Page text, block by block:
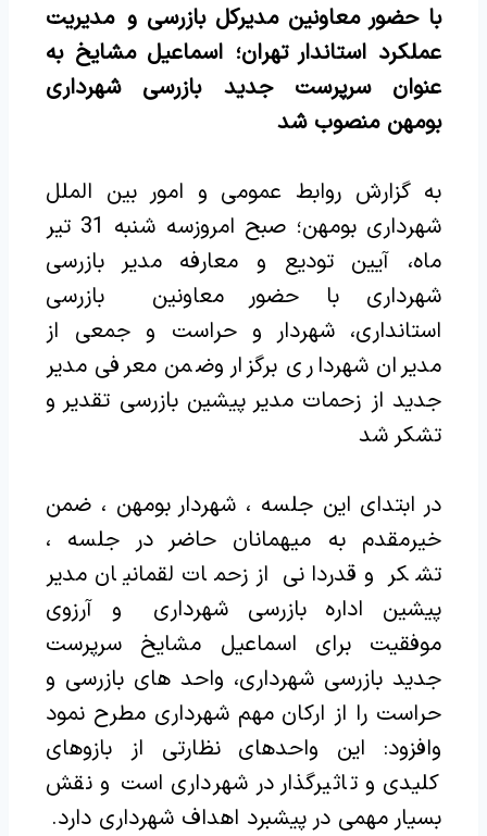
با حضور معاونین مدیرکل بازرسی و مدیریت
عملکرد استاندار تهران؛ اسماعیل مشایخ به
عنوان سرپرست جدید بازرسی شهرداری
بومهن منصوب شد
به گزارش روابط عمومی و امور بین الملل
شهرداری بومهن؛ صبح امروزسه شنبه 31 تیر
ماه، آیین تودیع و معارفه مدیر بازرسی
شهرداری با حضور معاونین بازرسی
استانداری، شهردار و حراست و جمعی از
مدیران شهرداری برگزار وضمن معرفی مدیر
جدید از زحمات مدیر پیشین بازرسی تقدیر و
تشکر شد
در ابتدای این جلسه ، شهردار بومهن ، ضمن
خیرمقدم به میهمانان حاضر در جلسه ،
تشکر و قدردانی از زحمات لقمانیان مدیر
پیشین اداره بازرسی شهرداری و آرزوی
موفقیت برای اسماعیل مشایخ سرپرست
جدید بازرسی شهرداری، واحد های بازرسی و
حراست را از ارکان مهم شهرداری مطرح نمود
وافزود: این واحدهای نظارتی از بازوهای
کلیدی و تاثیرگذار در شهرداری است و نقش
بسیار مهمی در پیشبرد اهداف شهرداری دارد.